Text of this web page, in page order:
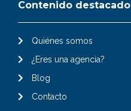
Contenido destacado
Quiénes somos
¿Eres una agencia?
Blog
Contacto